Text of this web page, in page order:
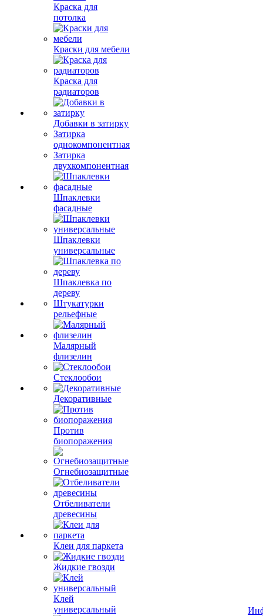
Краска для
потолка
Краски для мебели
Краска для
радиаторов
Добавки в затирку
Затирка
однокомпонентная
Затирка
двухкомпонентная
Шпаклевки
фасадные
Шпаклевки
универсальные
Шпаклевка по
дереву
Штукатурки
рельефные
Малярный
флизелин
Стеклообои
Декоративные
Против
биопоражения
Огнебиозащитные
Отбеливатели
древесины
Клеи для паркета
Жидкие гвозди
Клей
универсальный